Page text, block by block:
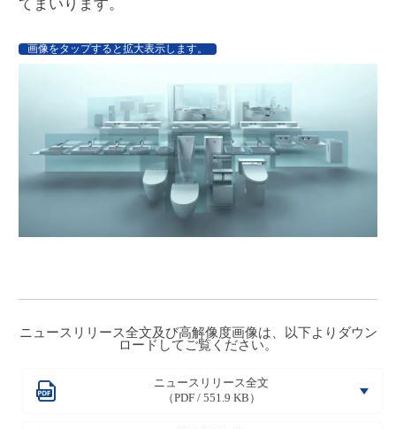
てまいります。
画像をタップすると拡大表示します。
ニュースリリース全文及び高解像度画像は、以下よりダウン
ロードしてご覧ください。
ニュースリリース全文
（PDF / 551.9 KB）